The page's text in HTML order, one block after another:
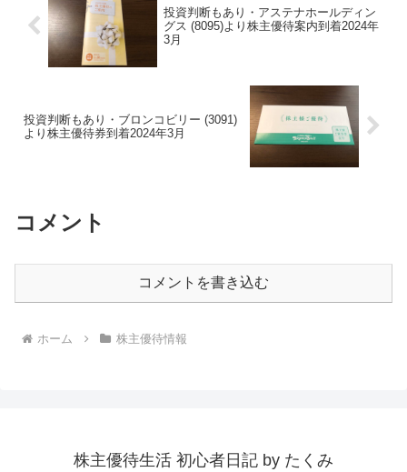
投資判断もあり・アステナホールディン
グス (8095)より株主優待案内到着2024年
3月
投資判断もあり・ブロンコビリー (3091)
より株主優待券到着2024年3月
コメント
コメントを書き込む
ホーム 株主優待情報
株主優待生活 初心者日記 by たくみ